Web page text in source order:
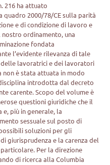
216 ha attuato
quadro 2000/78/CE sulla parità
e di condizione di lavoro e
ordinamento, una
fondata
l’evidente rilevanza di tale
lavoratrici e dei lavoratori
non è stata attuata in modo
introdotta dal decreto
carente. Scopo del volume è
questioni giuridiche che il
più in generale, la
sessuale sul posto di
soluzioni per gli
giurisprudenza e la carenza del
Per la direzione
di ricerca alla Columbia